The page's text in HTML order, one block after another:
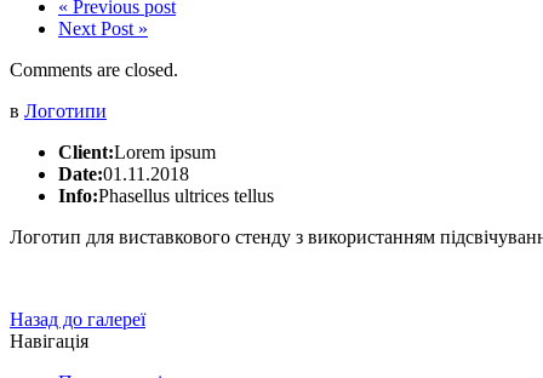
« Previous post
Next Post »
Comments are closed.
в Логотипи
Client:Lorem ipsum
Date:01.11.2018
Info:Phasellus ultrices tellus
Логотип для виставкового стенду з використанням
Назад до галереї
Навігація